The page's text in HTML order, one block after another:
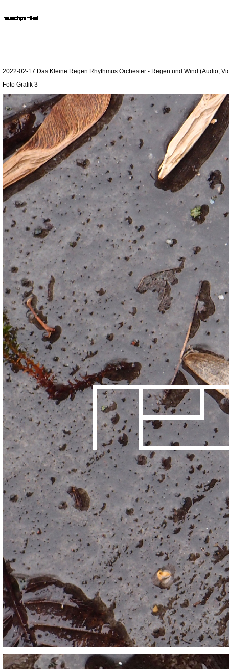
2022-02-17 Das Kleine Regen Rhythmus Orchester - Regen und Wind (Audio,
Foto Grafik 3